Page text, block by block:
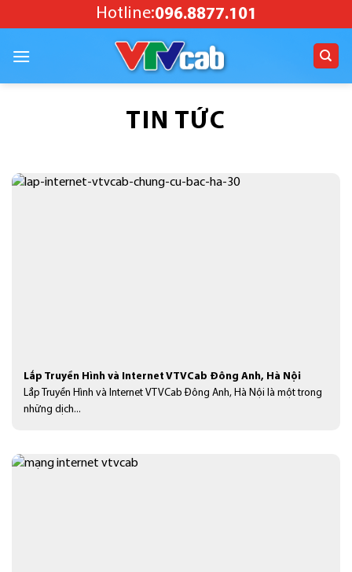
to
Hotline:096.8877.101
TIN TỨC
Lắp Truyền Hình và Internet VTVCab Đông Anh, Hà Nội
Lắp Truyền Hình và Internet VTVCab Đông Anh, Hà Nội là một trong
những dịch...